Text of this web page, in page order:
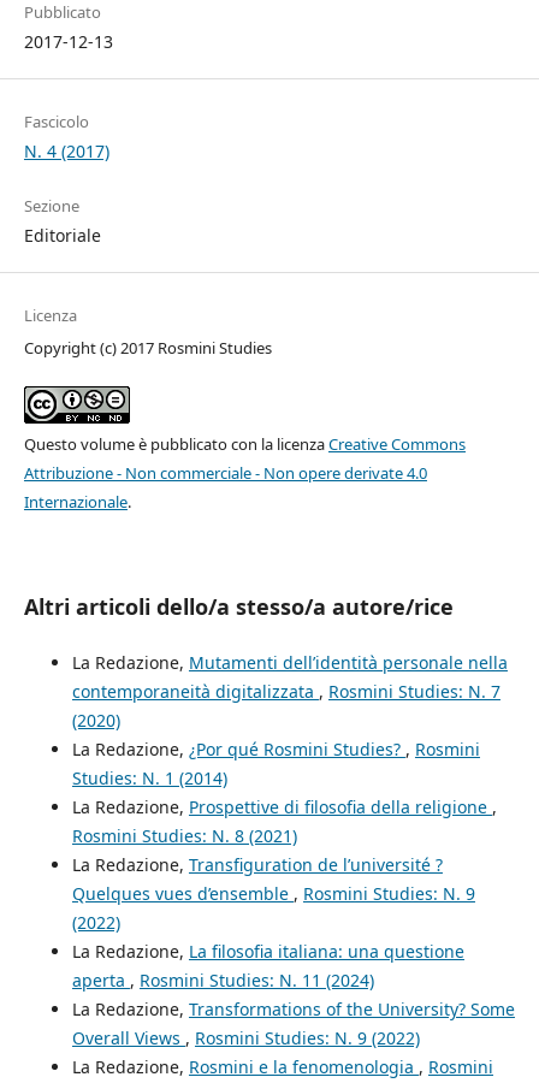
Pubblicato
2017-12-13
Fascicolo
N. 4 (2017)
Sezione
Editoriale
Licenza
Copyright (c) 2017 Rosmini Studies
Questo volume è pubblicato con la licenzaCreative Commons
Attribuzione - Non commerciale - Non opere derivate 4.0
Internazionale.
Altri articoli dello/a stesso/a autore/rice
La Redazione, Mutamenti dell’identità personale nella
contemporaneità digitalizzata , Rosmini Studies: N. 7
(2020)
La Redazione, ¿Por qué Rosmini Studies? , Rosmini
Studies: N. 1 (2014)
La Redazione, Prospettive di filosofia della religione ,
Rosmini Studies: N. 8 (2021)
La Redazione, Transfiguration de l’université ?
Quelques vues d’ensemble , Rosmini Studies: N. 9
(2022)
La Redazione, La filosofia italiana: una questione
aperta , Rosmini Studies: N. 11 (2024)
La Redazione, Transformations of the University? Some
Overall Views , Rosmini Studies: N. 9 (2022)
La Redazione, Rosmini e la fenomenologia , Rosmini